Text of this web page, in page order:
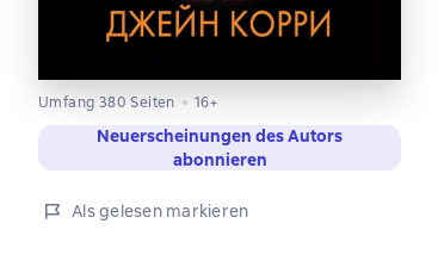
Umfang 380 Seiten 16+
Neuerscheinungen des Autors
abonnieren
Als gelesen markieren